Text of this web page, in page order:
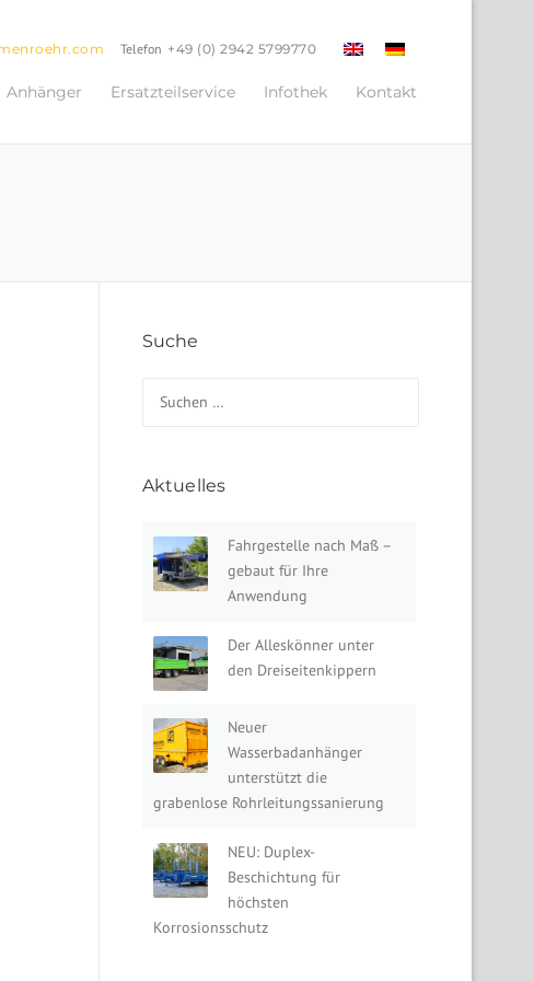
Telefon +49 (0) 2942 5799770
Anhänger Ersatzteilservice Infothek Kontakt
Suche
Aktuelles
Fahrgestelle nach Maß –
gebaut für Ihre
Anwendung
Der Alleskönner unter
den Dreiseitenkippern
Neuer
Wasserbadanhänger
unterstützt die
grabenlose Rohrleitungssanierung
NEU: Duplex-
Beschichtung für
höchsten
Korrosionsschutz